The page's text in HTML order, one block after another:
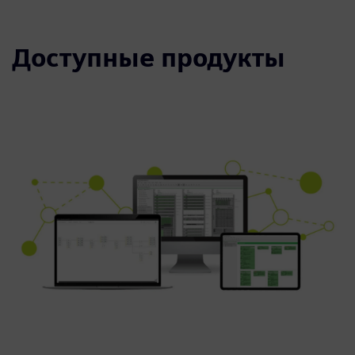
Доступные продукты